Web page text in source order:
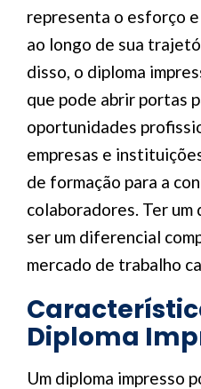
representa o esforço
ao longo de sua
disso, o diploma
que pode abrir portas
oportunidades
empresas e
de formação para a
colaboradores. Ter um
ser um diferencial
mercado de trabalho
Diploma
Um diploma impresso